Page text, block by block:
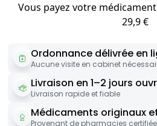
Vous payez votre
29,9 €
Ordonnance délivrée en
Aucune visite en cabinet
Livraison en 1–2 jours
Livraison rapide et fiable
Médicaments originaux
Provenant de pharmacies